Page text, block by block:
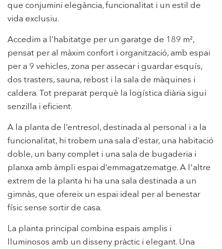
que conjumini elegància, funcionalitat i un estil de
vida exclusiu.
Accedim a l’habitatge per un garatge de 189 m²,
pensat per al màxim confort i organització, amb espai
per a 9 vehicles, zona per assecar i guardar esquís,
dos trasters, sauna, rebost i la sala de màquines i
caldera. Tot preparat perquè la logística diària sigui
senzilla i eficient.
A la planta de l’entresol, destinada al personal i a la
funcionalitat, hi trobem una sala d’estar, una habitació
doble, un bany complet i una sala de bugaderia i
planxa amb àmpli espai d’emmagatzematge. A l'altre
extrem de la planta hi ha una sala destinada a un
gimnàs, que ofereix un espai ideal per al benestar
físic sense sortir de casa.
La planta principal combina espais amplis i
lluminosos amb un disseny pràctic i elegant. Una
Modificar cookies
Tècniques i funcionals Sempre activades